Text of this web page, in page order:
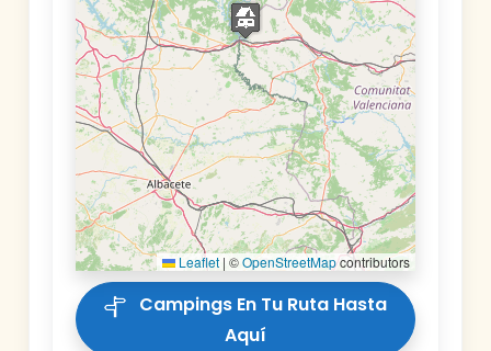
Leaflet | ©OpenStreetMapcontributors
Aquí